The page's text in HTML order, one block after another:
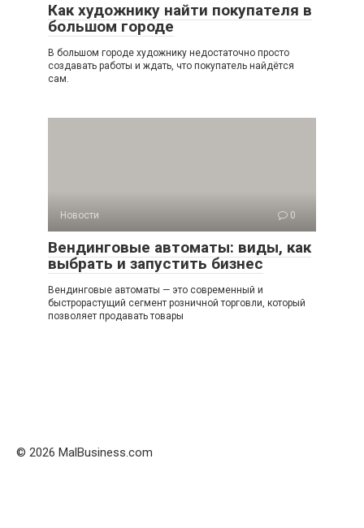
Как художнику найти покупателя в
большом городе
В большом городе художнику недостаточно просто
создавать работы и ждать, что покупатель найдётся
сам.
Новости 0
Вендинговые автоматы: виды, как
выбрать и запустить бизнес
Вендинговые автоматы — это современный и
быстрорастущий сегмент розничной торговли, который
позволяет продавать товары
© 2026 MalBusiness.com